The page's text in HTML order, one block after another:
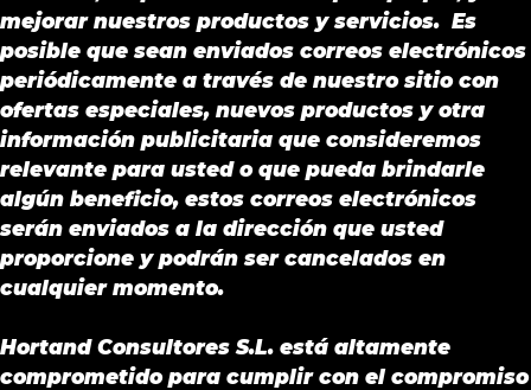
mejorar nuestros productos y servicios. Es
posible que sean enviados correos electrónicos
periódicamente a través de nuestro sitio con
ofertas especiales, nuevos productos y otra
información publicitaria que consideremos
relevante para usted o que pueda brindarle
algún beneficio, estos correos electrónicos
serán enviados a la dirección que usted
proporcione y podrán ser cancelados en
cualquier momento.
Hortand Consultores S.L. está altamente
comprometido para cumplir con el compromiso